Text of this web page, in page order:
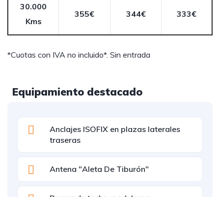
30.000
Kms
355€ 344€ 333€
*Cuotas con IVA no incluido*. Sin entrada
Equipamiento destacado
Anclajes ISOFIX en plazas laterales
traseras
Antena "Aleta De Tiburón"